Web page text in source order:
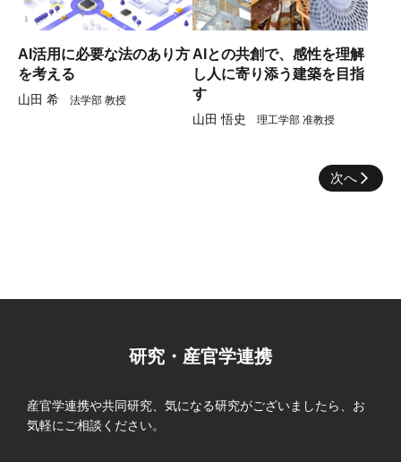
AI活用に必要な法のあり方
を考える
山田 希 法学部 教授
AIとの共創で、感性を理解
し人に寄り添う建築を目指
す
山田 悟史 理工学部 准教授
次へ
研究・産官学連携
産官学連携や共同研究、気になる研究がございましたら、お
気軽にご相談ください。